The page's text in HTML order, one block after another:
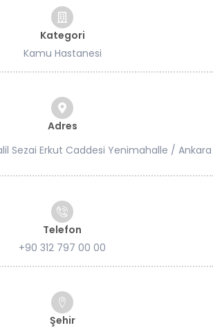
Kategori
Kamu Hastanesi
Adres
Sezai Erkut Caddesi Yenimahalle / Ankara
Telefon
+90 312 797 00 00
Şehir